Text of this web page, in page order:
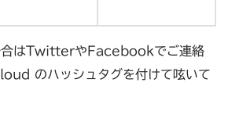
合はTwitterやFacebookでご連絡
のハッシュタグを付けて呟いて